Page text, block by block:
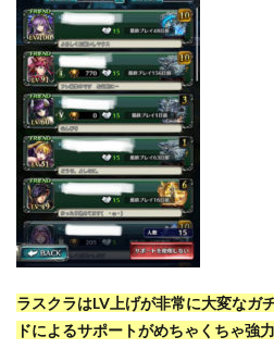
ラスクラはLV上げが非常に大変なガ
ドによるサポートがめちゃくちゃ強力